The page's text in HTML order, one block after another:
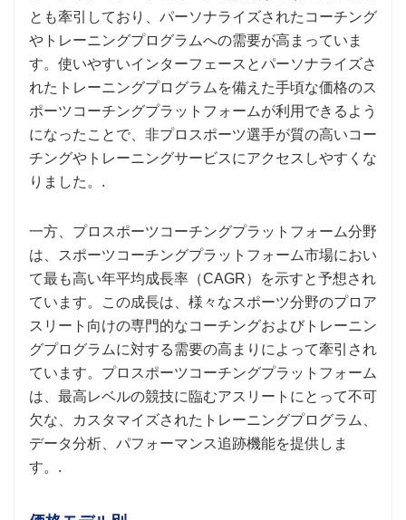
とも牽引しており、パーソナライズされたコーチング
やトレーニングプログラムへの需要が高まっていま
す。使いやすいインターフェースとパーソナライズさ
れたトレーニングプログラムを備えた手頃な価格のス
ポーツコーチングプラットフォームが利用できるよう
になったことで、非プロスポーツ選手が質の高いコー
チングやトレーニングサービスにアクセスしやすくな
りました。.
一方、プロスポーツコーチングプラットフォーム分野
は、スポーツコーチングプラットフォーム市場におい
て最も高い年平均成長率（CAGR）を示すと予想され
ています。この成長は、様々なスポーツ分野のプロア
スリート向けの専門的なコーチングおよびトレーニン
グプログラムに対する需要の高まりによって牽引され
ています。プロスポーツコーチングプラットフォーム
は、最高レベルの競技に臨むアスリートにとって不可
欠な、カスタマイズされたトレーニングプログラム、
データ分析、パフォーマンス追跡機能を提供しま
す。.